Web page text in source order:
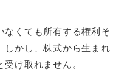
なくても所有する権利そ
しかし、株式から生まれ
け取れません。